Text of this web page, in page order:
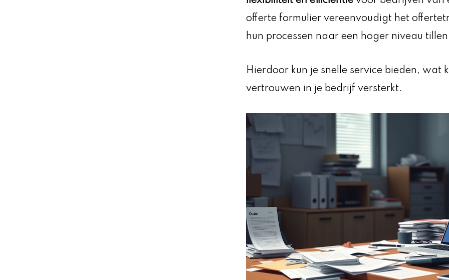
offerte formulier vereenvoudigt het
hun processen naar een hoger niveau
Hierdoor kun je snelle service bieden, wat
vertrouwen in je bedrijf versterkt.